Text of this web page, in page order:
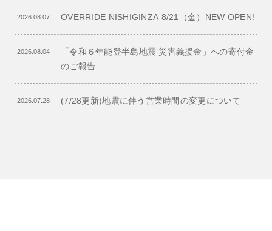
2026.08.07 OVERRIDE NISHIGINZA 8/21（金）NEW OPEN!
2026.08.04
「令和６年能登半島地震 災害義援金」への寄付金
のご報告
2026.07.28 (7/28更新)地震に伴う営業時間の変更について